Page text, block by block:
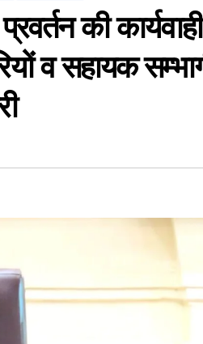
की कार्यवाही
व सहायक